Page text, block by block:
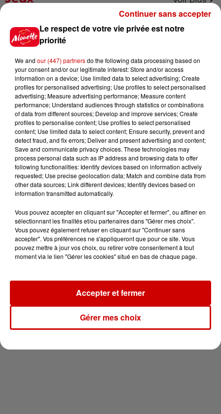
Gagnez vos places pour le
festival Marché Gourmand 2026
Le Duel - Gagnez vos entrées
pour l'un des zoos de nos
régions !
Destination Vacances - Gagnez
votre séjour en famille au cœur
de la...
Destination Vacances : inscrivez-
vous !
Newsletter
Le respect de votre vie privée est notre
priorité
We and our (447) partnersdo the following data processing based on
your consent and/or our legitimate interest: Store and/or access
information on a device; Use limited data to select advertising; Create
profiles for personalised advertising; Use profiles to select personalised
advertising; Measure advertising performance; Measure content
performance; Understand audiences through statistics or combinations
of data from different sources; Develop and improve services; Create
profiles to personalise content; Use profiles to select personalised
content; Use limited data to select content; Ensure security, prevent and
detect fraud, and fix errors; Deliver and present advertising and content;
Save and communicate privacy choices. These technologies may
process personal data such as IP address and browsing data to offer
following functionalities: Identify devices based on information actively
requested; Use precise geolocation data; Match and combine data from
other data sources; Link different devices; Identify devices based on
information transmitted automatically.
Vous pouvez accepter en cliquant sur "Accepter et fermer", ou affiner en
sélectionnant les finalités et/ou partenaires dans "Gérer mes choix".
Vous pouvez également refuser en cliquant sur "Continuer sans
accepter". Vos préférences ne s'appliqueront que pour ce site. Vous
pouvez mettre à jour vos choix, ou retirer votre consentement à tout
moment via le lien "Gérer les cookies" situé en bas de chaque page.
Gérer mes choix
Accepter et fermer
Continuer sans accepter